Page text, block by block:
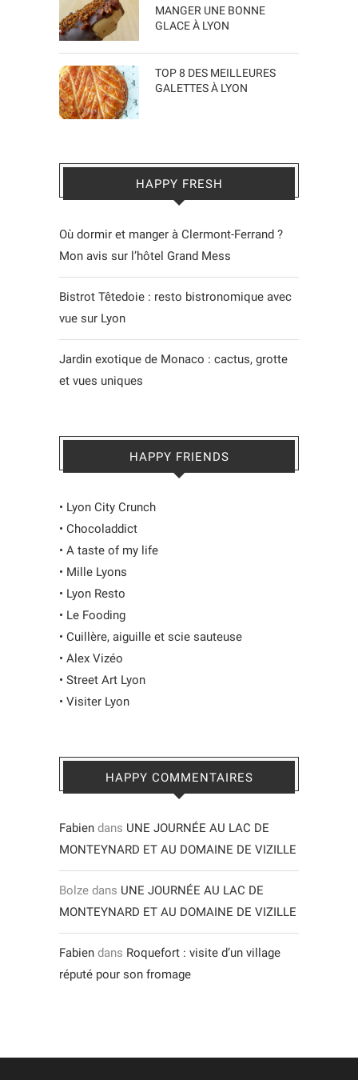
MANGER UNE BONNE
GLACE À LYON
TOP 8 DES MEILLEURES
GALETTES À LYON
HAPPY FRESH
Où dormir et manger à Clermont-Ferrand ?
Mon avis sur l’hôtel Grand Mess
Bistrot Têtedoie : resto bistronomique avec
vue sur Lyon
Jardin exotique de Monaco : cactus, grotte
et vues uniques
HAPPY FRIENDS
• Lyon City Crunch
• Chocoladdict
• A taste of my life
• Mille Lyons
• Lyon Resto
• Le Fooding
• Cuillère, aiguille et scie sauteuse
• Alex Vizéo
• Street Art Lyon
• Visiter Lyon
HAPPY COMMENTAIRES
Fabien dans UNE JOURNÉE AU LAC DE
MONTEYNARD ET AU DOMAINE DE VIZILLE
Bolze dans UNE JOURNÉE AU LAC DE
MONTEYNARD ET AU DOMAINE DE VIZILLE
Fabien dans Roquefort : visite d’un village
réputé pour son fromage